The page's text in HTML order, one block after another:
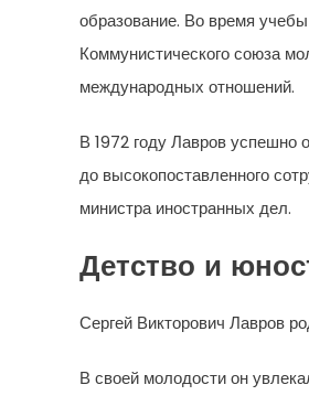
образование. Во время
Коммунистического союза
международных отношений.
В 1972 году Лавров
до высокопоставленного
министра иностранных дел.
Детство и
Сергей Викторович Лавров
В своей молодости он